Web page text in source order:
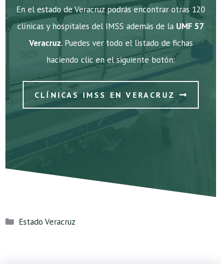
En el estado de Veracruz podrás encontrar otras 120
clínicas y hospitales del IMSS además de la UMF 57
Veracruz. Puedes ver todo el listado de fichas
haciendo clic en el siguiente botón:
CLÍNICAS IMSS EN VERACRUZ
Categorías
Estado Veracruz